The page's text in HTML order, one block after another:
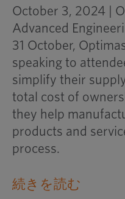
October 3, 2024 |
Advanced
31 October,
speaking to
simplify their
total cost of
they help
products and
process.
続きを読む